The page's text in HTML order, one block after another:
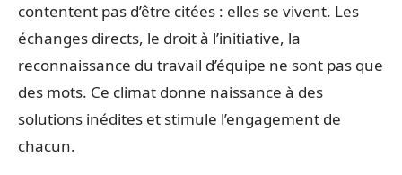
contentent pas d’être citées : elles se vivent. Les
échanges directs, le droit à l’initiative, la
reconnaissance du travail d’équipe ne sont pas que
des mots. Ce climat donne naissance à des
solutions inédites et stimule l’engagement de
chacun.